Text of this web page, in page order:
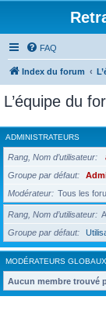
FAQ
Index du forum
L’équipe du
ADMINISTRATEURS
Rang, Nom d’utilisateur
Groupe par défaut
Modérateur
Tous les
Rang, Nom d’utilisateur
Groupe par défaut
MODÉRATEURS GLOBAUX
Aucun membre trouvé